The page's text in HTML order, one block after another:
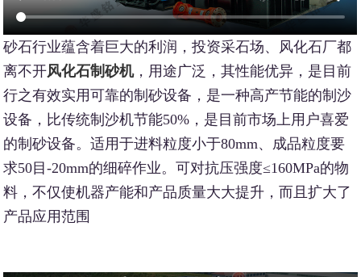
砂石行业蕴含着巨大的利润，投资采石场、风化石厂都
离不开风化石制砂机，用途广泛，其性能优异，是目前
行之有效实用可靠的制砂设备，是一种高产节能的制沙
设备，比传统制沙机节能50%，是目前市场上用户喜爱
的制砂设备。适用于进料粒度小于80mm、成品粒度要
求50目-20mm的细碎作业。可对抗压强度≤160MPa的物
料，不仅使机器产能和产品质量大大提升，而且扩大了
产品应用范围